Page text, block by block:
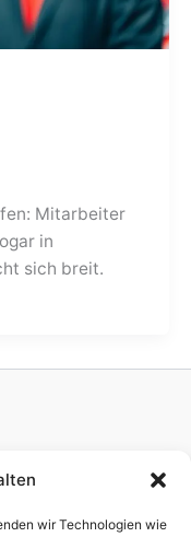
wir Technologien wie
Mitarbeiter
in
sich breit.